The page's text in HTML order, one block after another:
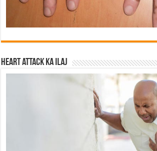
Heart attack ka ilaj